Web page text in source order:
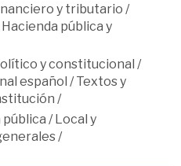
y tributario /
Hacienda pública y
y constitucional /
español /Textos y
/
pública /Local y
/